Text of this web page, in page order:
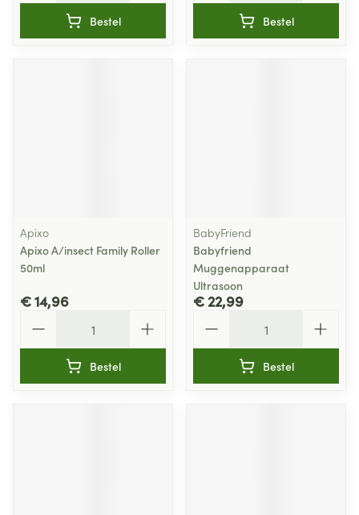
Bestel Bestel
Apixo
Apixo A/insect Family Roller
50ml
€ 14,96
Bestel
BabyFriend
Babyfriend
Muggenapparaat
Ultrasoon
€ 22,99
Bestel